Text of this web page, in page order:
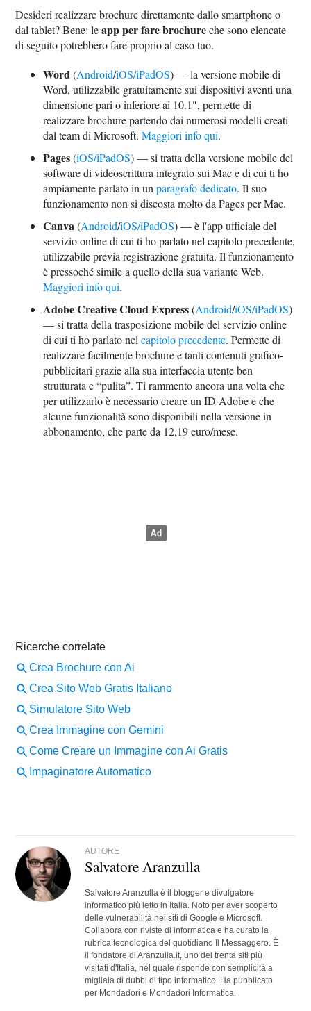
Desideri realizzare brochure direttamente dallo smartphone o
dal tablet? Bene: leapp per fare brochureche sono elencate
di seguito potrebbero fare proprio al caso tuo.
Word (Android/iOS/iPadOS) — la versione mobile di
Word, utilizzabile gratuitamente sui dispositivi aventi una
dimensione pari o inferiore ai 10.1", permette di
realizzare brochure partendo dai numerosi modelli creati
dal team di Microsoft.Maggiori info qui.
Pages(iOS/iPadOS) — si tratta della versione mobile del
software di videoscrittura integrato sui Mac e di cui ti ho
ampiamente parlato in unparagrafo dedicato. Il suo
funzionamento non si discosta molto da Pages per Mac.
Canva (Android/iOS/iPadOS) — è l'app ufficiale del
servizio online di cui ti ho parlato nel capitolo precedente,
utilizzabile previa registrazione gratuita. Il funzionamento
è pressoché simile a quello della sua variante Web.
Maggiori info qui.
Adobe Creative Cloud Express(Android/iOS/iPadOS)
— si tratta della trasposizione mobile del servizio online
di cui ti ho parlato nelcapitolo precedente. Permette di
realizzare facilmente brochure e tanti contenuti grafico-
pubblicitari grazie alla sua interfaccia utente ben
strutturata e “pulita”. Ti rammento ancora una volta che
per utilizzarlo è necessario creare un ID Adobe e che
alcune funzionalità sono disponibili nella versione in
abbonamento, che parte da 12,19 euro/mese.
AUTORE
Salvatore Aranzulla
Salvatore Aranzulla è il blogger e divulgatore
informatico più letto in Italia. Noto per aver scoperto
delle vulnerabilità nei siti di Google e Microsoft.
Collabora con riviste di informatica e ha curato la
rubrica tecnologica del quotidiano Il Messaggero. È
il fondatore di Aranzulla.it, uno dei trenta siti più
visitati d'Italia, nel quale risponde con semplicità a
migliaia di dubbi di tipo informatico. Ha pubblicato
per Mondadori e Mondadori Informatica.